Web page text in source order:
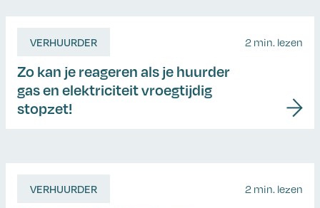
VERHUURDER 2 min. lezen
Zo kan je reageren als je huurder
gas en elektriciteit vroegtijdig
stopzet!
VERHUURDER 2 min. lezen